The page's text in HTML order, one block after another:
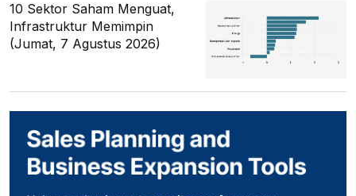
10 Sektor Saham Menguat,
Infrastruktur Memimpin
(Jumat, 7 Agustus 2026)